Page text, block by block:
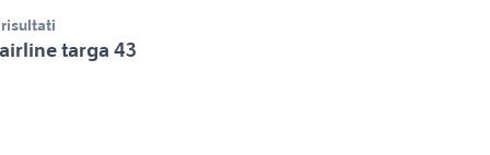
targa 43